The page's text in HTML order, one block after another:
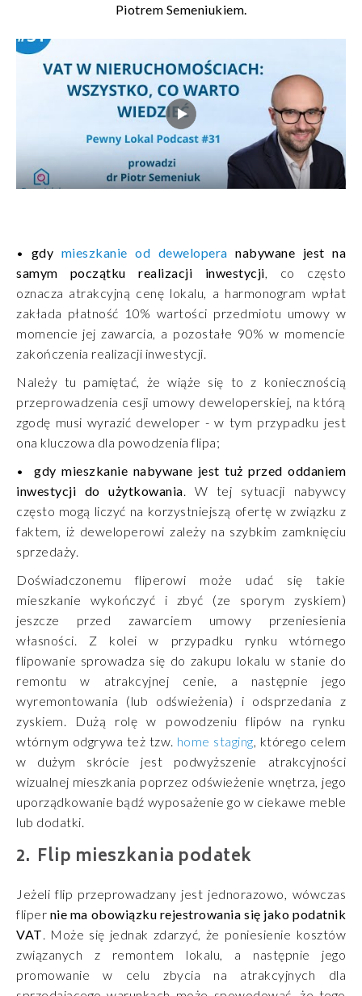
Piotrem Semeniukiem.
• gdy mieszkanie od dewelopera nabywane jest na
samym początku realizacji inwestycji , co często
oznacza atrakcyjną cenę lokalu, a harmonogram wpłat
zakłada płatność 10% wartości przedmiotu umowy w
momencie jej zawarcia, a pozostałe 90% w momencie
zakończenia realizacji inwestycji.
Należy tu pamiętać, że wiąże się to z koniecznością
przeprowadzenia cesji umowy deweloperskiej, na którą
zgodę musi wyrazić deweloper - w tym przypadku jest
ona kluczowa dla powodzenia flipa;
•gdy mieszkanie nabywane jest tuż przed oddaniem
inwestycji do użytkowania . W tej sytuacji nabywcy
często mogą liczyć na korzystniejszą ofertę w związku z
faktem, iż deweloperowi zależy na szybkim zamknięciu
sprzedaży.
Doświadczonemu fliperowi może udać się takie
mieszkanie wykończyć i zbyć (ze sporym zyskiem)
jeszcze przed zawarciem umowy przeniesienia
własności. Z kolei w przypadku rynku wtórnego
flipowanie sprowadza się do zakupu lokalu w stanie do
remontu w atrakcyjnej cenie, a następnie jego
wyremontowania (lub odświeżenia) i odsprzedania z
zyskiem. Dużą rolę w powodzeniu flipów na rynku
wtórnym odgrywa też tzw. home staging , którego celem
w dużym skrócie jest podwyższenie atrakcyjności
wizualnej mieszkania poprzez odświeżenie wnętrza, jego
uporządkowanie bądź wyposażenie go w ciekawe meble
lub dodatki.
Flip mieszkania podatek
Jeżeli flip przeprowadzany jest jednorazowo, wówczas
fliper nie ma obowiązku rejestrowania się jako podatnik
VAT . Może się jednak zdarzyć, że poniesienie kosztów
związanych z remontem lokalu, a następnie jego
promowanie w celu zbycia na atrakcyjnych dla